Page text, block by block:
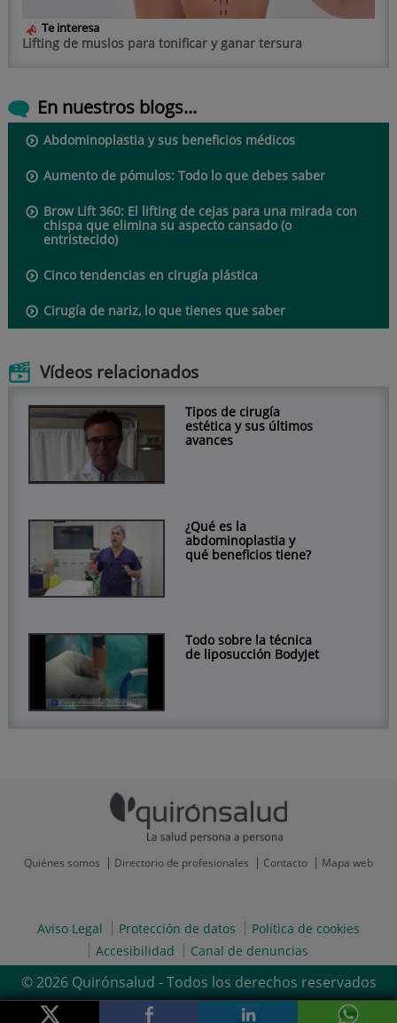
Te interesa
Lifting de muslos para tonificar y ganar tersura
En nuestros blogs...
Abdominoplastia y sus beneficios médicos
Aumento de pómulos: Todo lo que debes saber
Brow Lift 360: El lifting de cejas para una mirada con
chispa que elimina su aspecto cansado (o
entristecido)
Cinco tendencias en cirugía plástica
Cirugía de nariz, lo que tienes que saber
Vídeos relacionados
Tipos de cirugía
estética y sus últimos
avances
¿Qué es la
abdominoplastia y
qué beneficios tiene?
Todo sobre la técnica
de liposucción BodyJet
Quiénes somos Directorio de profesionales Contacto Mapa web
Aviso Legal Protección de datos
Política de cookies
Accesibilidad
Canal de denuncias
© 2026 Quirónsalud - Todos los derechos reservados